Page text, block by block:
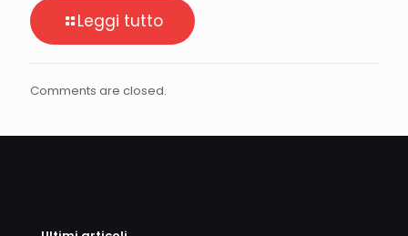
Leggi tutto
Comments are closed.